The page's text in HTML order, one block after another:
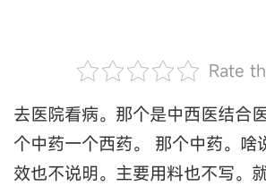
Rate
去医院看病。那个是中西医结合
个中药一个西药。 那个中药。啥
效也不说明。主要用料也不写。